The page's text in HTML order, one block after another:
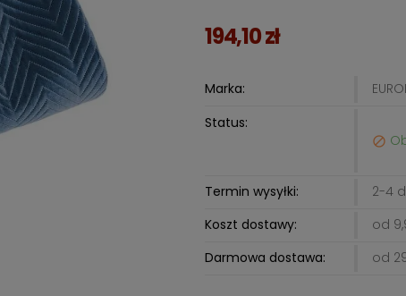
194,10 zł
Marka:
Status:

Termin wysyłki:
2-4
Koszt dostawy:
od
Darmowa dostawa:
od